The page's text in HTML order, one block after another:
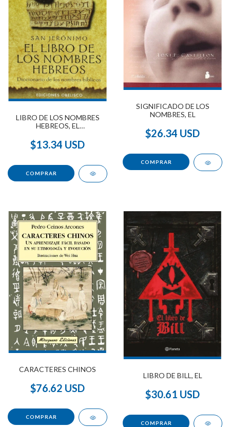
LIBRO DE LOS NOMBRES
HEBREOS, EL
$13.34 USD
SIGNIFICADO DE LOS
NOMBRES, EL
$26.34 USD
CARACTERES CHINOS
$76.62 USD
LIBRO DE BILL, EL
$30.61 USD